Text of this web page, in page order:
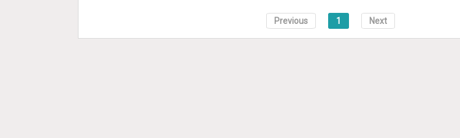
Previous 1 Next